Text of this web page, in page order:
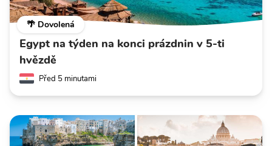
🌴 Dovolená
Egypt na týden na konci prázdnin v 5-ti
hvězdě
Před 5 minutami